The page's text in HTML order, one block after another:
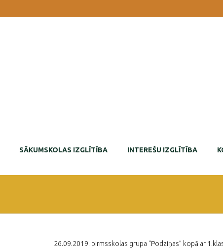
SĀKUMSKOLAS IZGLĪTĪBA INTEREŠU IZGLĪTĪBA
26.09.2019. pirmsskolas grupa “Podziņas” kopā ar